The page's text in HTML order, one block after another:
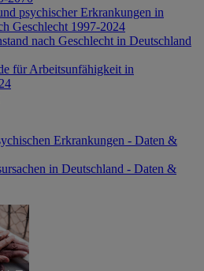
psychischer Erkrankungen in
Geschlecht 1997-2024
nach Geschlecht in Deutschland
für Arbeitsunfähigkeit in
Erkrankungen - Daten &
in Deutschland - Daten &